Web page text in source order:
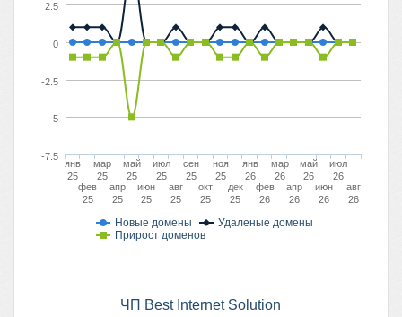
Новые домены
Удаленые домены
Прирост доменов
янв
25
фев
25
мар
25
апр
25
май
25
июн
25
июл
25
авг
25
сен
25
окт
25
ноя
25
дек
25
янв
26
фев
26
мар
26
апр
26
май
26
июн
26
июл
26
авг
26
0
-7.5
-5
-2.5
2.5
ЧП Best Internet Solution